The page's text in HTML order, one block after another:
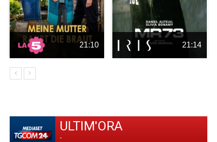
21:10 21:14
ULTIM'ORA
-